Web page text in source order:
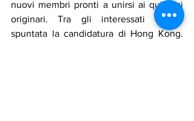
nuovi membri pronti a unirsi ai quindici
originari. Tra gli interessati è già
spuntata la candidatura di Hong Kong.